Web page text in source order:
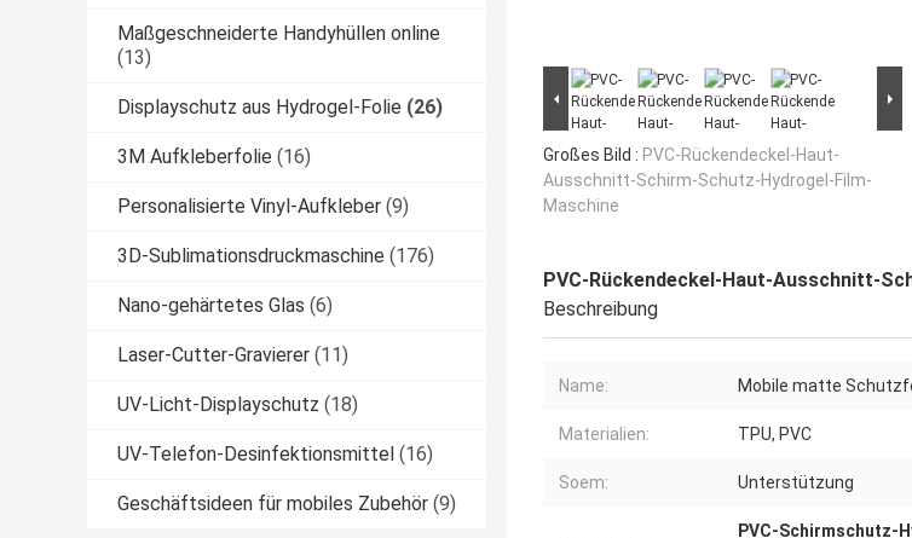
Maßgeschneiderte Handyhüllen online
(13)
Displayschutz aus Hydrogel-Folie (26)
3M Aufkleberfolie (16)
Personalisierte Vinyl-Aufkleber (9)
3D-Sublimationsdruckmaschine (176)
Nano-gehärtetes Glas (6)
Laser-Cutter-Gravierer (11)
UV-Licht-Displayschutz (18)
UV-Telefon-Desinfektionsmittel (16)
Geschäftsideen für mobiles Zubehör (9)
Großes Bild : PVC-Rückendeckel-Haut-
Ausschnitt-Schirm-Schutz-Hydrogel-Film-
Maschine
PVC-Rückendeckel-Haut-Ausschnitt-
Beschreibung
Name: Mobile matte
Materialien: TPU, PVC
Soem: Unterstützung
PVC-Schirmschutz-